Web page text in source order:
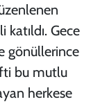
Gece
gönüllerince
bu mutlu
herkese